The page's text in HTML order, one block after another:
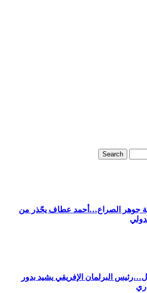
Search
جوهر الصراع…أحمد عطاف يحّذر من
البرلمان الإفريقي يشيد بدور